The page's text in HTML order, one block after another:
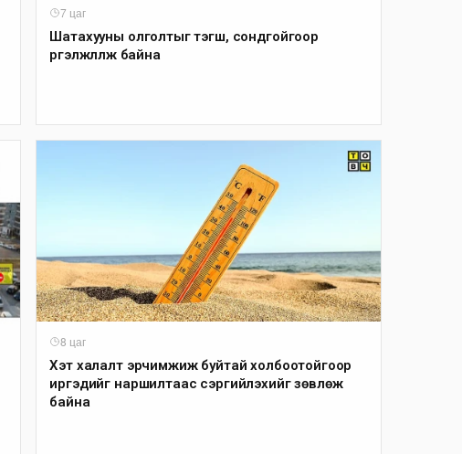
7 цаг
Шатахууны олголтыг тэгш, сондгойгоор
үргэлжлүүлж байна
8 цаг
Хэт халалт эрчимжиж буйтай холбоотойгоор
иргэдийг наршилтаас сэргийлэхийг зөвлөж
байна